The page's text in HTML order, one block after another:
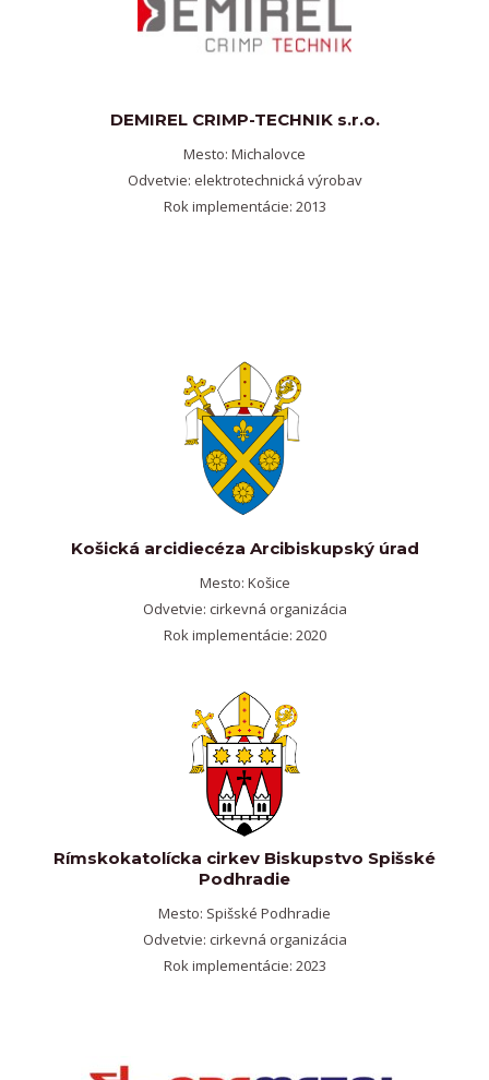
DEMIREL CRIMP-TECHNIK s.r.o.
Mesto: Michalovce
Odvetvie: elektrotechnická výrobav
Rok implementácie: 2013
Košická arcidiecéza Arcibiskupský úrad
Mesto: Košice
Odvetvie: cirkevná organizácia
Rok implementácie: 2020
Rímskokatolícka cirkev Biskupstvo Spišské
Podhradie
Mesto: Spišské Podhradie
Odvetvie: cirkevná organizácia
Rok implementácie: 2023